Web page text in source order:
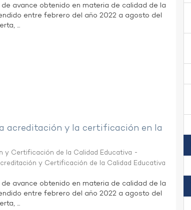
avance obtenido en materia de calidad de la
entre febrero del año 2022 a agosto del
...
acreditación y la certificación en la
y Certificación de la Calidad Educativa -
y Certificación de la Calidad Educativa
avance obtenido en materia de calidad de la
entre febrero del año 2022 a agosto del
...